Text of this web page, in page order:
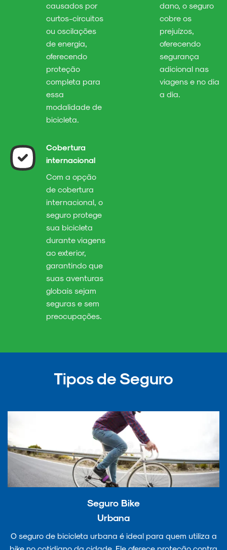
causados por
curtos-circuitos
ou oscilações
de energia,
oferecendo
proteção
completa para
essa
modalidade de
bicicleta.
dano, o seguro
cobre os
prejuízos,
oferecendo
segurança
adicional nas
viagens e no dia
a dia.
Cobertura
internacional
Com a opção
de cobertura
internacional, o
seguro protege
sua bicicleta
durante viagens
ao exterior,
garantindo que
suas aventuras
globais sejam
seguras e sem
preocupações.
Tipos de Seguro
Seguro Bike
Urbana
O seguro de bicicleta urbana é ideal para quem utiliza a